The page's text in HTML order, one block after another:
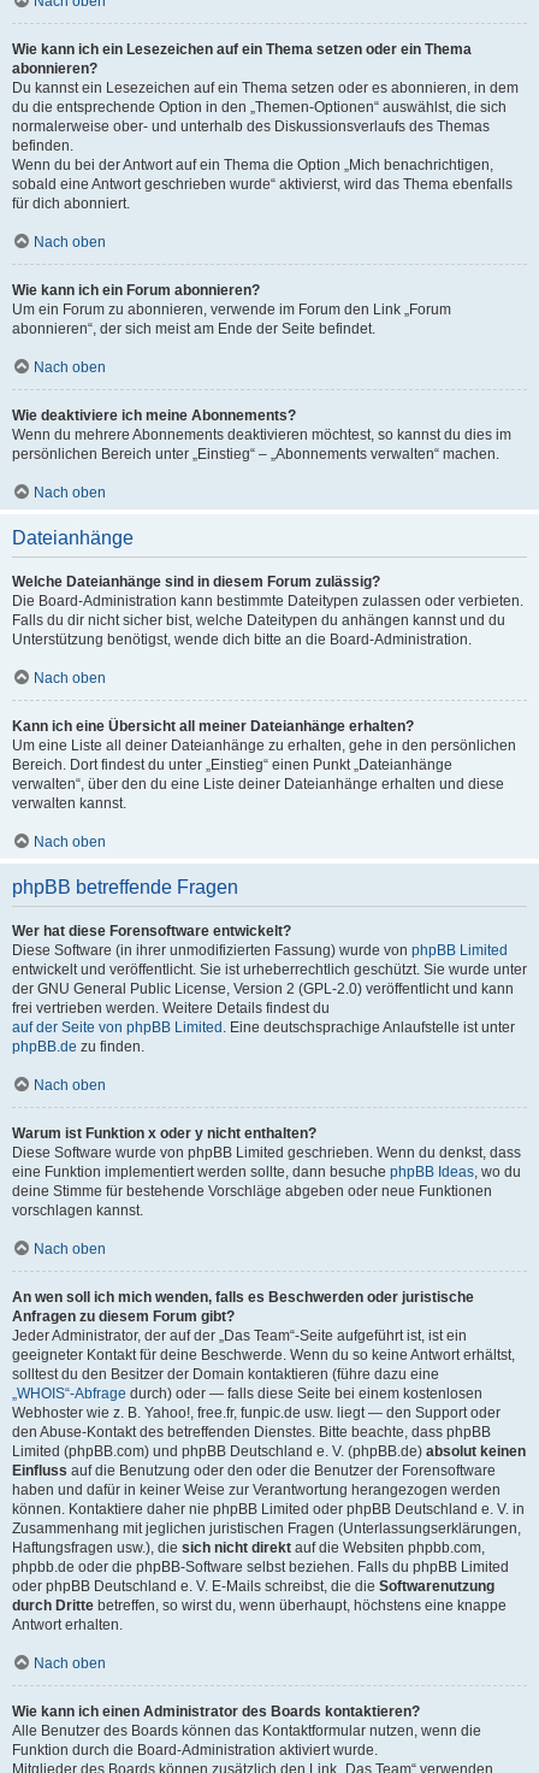
Wie kann ich ein Lesezeichen auf ein Thema setzen oder ein Thema
abonnieren?
Du kannst ein Lesezeichen auf ein Thema setzen oder es abonnieren, in dem
du die entsprechende Option in den „Themen-Optionen“ auswählst, die sich
normalerweise ober- und unterhalb des Diskussionsverlaufs des Themas
befinden.
Wenn du bei der Antwort auf ein Thema die Option „Mich benachrichtigen,
sobald eine Antwort geschrieben wurde“ aktivierst, wird das Thema ebenfalls
für dich abonniert.
Nach oben
Wie kann ich ein Forum abonnieren?
Um ein Forum zu abonnieren, verwende im Forum den Link „Forum
abonnieren“, der sich meist am Ende der Seite befindet.
Nach oben
Wie deaktiviere ich meine Abonnements?
Wenn du mehrere Abonnements deaktivieren möchtest, so kannst du dies im
persönlichen Bereich unter „Einstieg“ – „Abonnements verwalten“ machen.
Nach oben
Dateianhänge
Welche Dateianhänge sind in diesem Forum zulässig?
Die Board-Administration kann bestimmte Dateitypen zulassen oder verbieten.
Falls du dir nicht sicher bist, welche Dateitypen du anhängen kannst und du
Unterstützung benötigst, wende dich bitte an die Board-Administration.
Nach oben
Kann ich eine Übersicht all meiner Dateianhänge erhalten?
Um eine Liste all deiner Dateianhänge zu erhalten, gehe in den persönlichen
Bereich. Dort findest du unter „Einstieg“ einen Punkt „Dateianhänge
verwalten“, über den du eine Liste deiner Dateianhänge erhalten und diese
verwalten kannst.
Nach oben
phpBB betreffende Fragen
Wer hat diese Forensoftware entwickelt?
Diese Software (in ihrer unmodifizierten Fassung) wurde von phpBB Limited
entwickelt und veröffentlicht. Sie ist urheberrechtlich geschützt. Sie wurde unter
der GNU General Public License, Version 2 (GPL-2.0) veröffentlicht und kann
frei vertrieben werden. Weitere Details findest du
auf der Seite von phpBB Limited . Eine deutschsprachige Anlaufstelle ist unter
phpBB.de zu finden.
Nach oben
Warum ist Funktion x oder y nicht enthalten?
Diese Software wurde von phpBB Limited geschrieben. Wenn du denkst, dass
eine Funktion implementiert werden sollte, dann besuche phpBB Ideas, wo du
deine Stimme für bestehende Vorschläge abgeben oder neue Funktionen
vorschlagen kannst.
Nach oben
An wen soll ich mich wenden, falls es Beschwerden oder juristische
Anfragen zu diesem Forum gibt?
Jeder Administrator, der auf der „Das Team“-Seite aufgeführt ist, ist ein
geeigneter Kontakt für deine Beschwerde. Wenn du so keine Antwort erhältst,
solltest du den Besitzer der Domain kontaktieren (führe dazu eine
„WHOIS“-Abfrage durch) oder — falls diese Seite bei einem kostenlosen
Webhoster wie z. B. Yahoo!, free.fr, funpic.de usw. liegt — den Support oder
den Abuse-Kontakt des betreffenden Dienstes. Bitte beachte, dass phpBB
Limited (phpBB.com) und phpBB Deutschland e. V. (phpBB.de) absolut keinen
Einfluss auf die Benutzung oder den oder die Benutzer der Forensoftware
haben und dafür in keiner Weise zur Verantwortung herangezogen werden
können. Kontaktiere daher nie phpBB Limited oder phpBB Deutschland e. V. in
Zusammenhang mit jeglichen juristischen Fragen (Unterlassungserklärungen,
Haftungsfragen usw.), die sich nicht direkt auf die Websiten phpbb.com,
phpbb.de oder die phpBB-Software selbst beziehen. Falls du phpBB Limited
oder phpBB Deutschland e. V. E-Mails schreibst, die die Softwarenutzung
durch Dritte betreffen, so wirst du, wenn überhaupt, höchstens eine knappe
Antwort erhalten.
Nach oben
Wie kann ich einen Administrator des Boards kontaktieren?
Alle Benutzer des Boards können das Kontaktformular nutzen, wenn die
Funktion durch die Board-Administration aktiviert wurde.
Mitglieder des Boards können zusätzlich den Link „Das Team“ verwenden.